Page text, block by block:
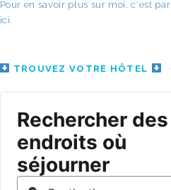
Pour en savoir plus sur moi, c'est par
ici.
TROUVEZ VOTRE HÔTEL